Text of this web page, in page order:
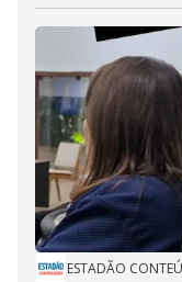
ESTADÃO